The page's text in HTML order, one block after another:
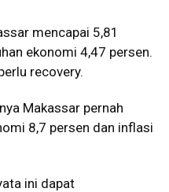
mencapai 5,81
ekonomi 4,47 persen.
recovery.
Makassar pernah
8,7 persen dan inflasi
ini dapat